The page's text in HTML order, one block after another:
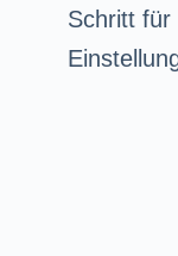
Schritt für